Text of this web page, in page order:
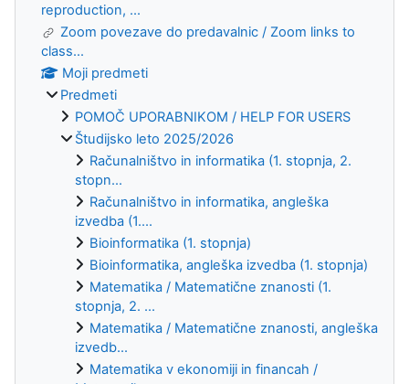
reproduction, ...
Zoom povezave do predavalnic / Zoom links to
class...
Moji predmeti
Predmeti
POMOČ UPORABNIKOM / HELP FOR USERS
Študijsko leto 2025/2026
Računalništvo in informatika (1. stopnja, 2.
stopn...
Računalništvo in informatika, angleška
izvedba (1....
Bioinformatika (1. stopnja)
Bioinformatika, angleška izvedba (1. stopnja)
Matematika / Matematične znanosti (1.
stopnja, 2. ...
Matematika / Matematične znanosti, angleška
izvedb...
Matematika v ekonomiji in financah /